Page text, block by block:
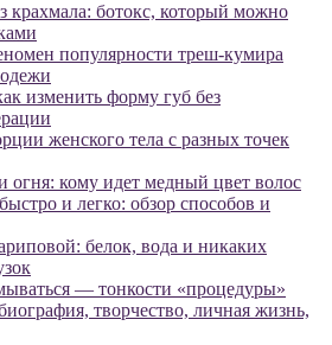
крахмала: ботокс, который можно
популярности треш-кумира
изменить форму губ без
женского тела с разных точек
огня: кому идет медный цвет волос
и легко: обзор способов и
белок, вода и никаких
— тонкости «процедуры»
творчество, личная жизнь,